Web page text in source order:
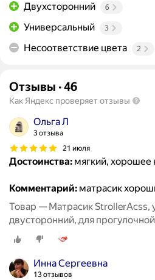
Двухсторонний 6
Универсальный 3
Несоответствие цвета 2
Отзывы ·46
Как Яндекс проверяет отзывы
Ольга Л
3 отзыва
21 июля
Достоинства: мягкий, хорошее
Комментарий: матрасик
Товар — Матрасик StrollerAcss,
двусторонний, для
Инна Сергеевна
13 отзывов